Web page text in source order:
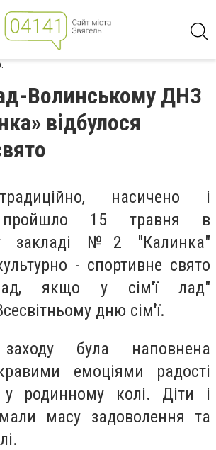
Волинському ДНЗ
відбулося
насичено і
пройшло 15 травня в
закладі №2 "Калинка"
- спортивне свято
якщо у сім'ї лад"
дню сім'ї.
була наповнена
емоціями радості
у родинному колі. Діти і
масу задоволення та